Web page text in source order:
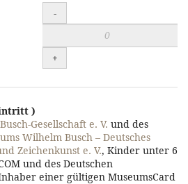
Führung
(inkl.
ermäßigter
Eintritt)
zum
hinzufügen
-
+
)
Gesellschaft e. V. und des
Wilhelm Busch – Deutsches
Zeichenkunst e. V., Kinder unter 6
und des Deutschen
einer gültigen MuseumsCard